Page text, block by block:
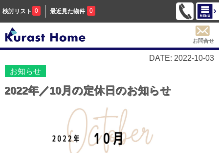
検討リスト 0 最近見た物件 0
お問合せ
DATE: 2022-10-03
お知らせ
2022年／10月の定休日のお知らせ